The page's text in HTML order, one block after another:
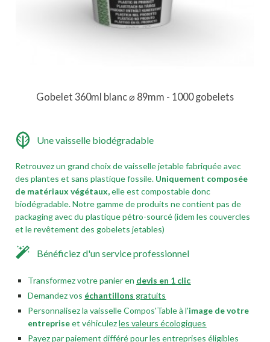
Gobelet 360ml blanc ⌀ 89mm - 1000 gobelets
Une vaisselle biodégradable
Retrouvez un grand choix de vaisselle jetable fabriquée avec
des plantes et sans plastique fossile. Uniquement composée
de matériaux végétaux,elle est compostable donc
biodégradable. Notre gamme de produits ne contient pas de
packaging avec du plastique pétro-sourcé (idem les couvercles
et le revêtement des gobelets jetables)
Bénéficiez d'un service professionnel
Transformez votre panier en devis en 1 clic
Demandez vos échantillons gratuits
Personnalisez la vaisselle Compos'Table à l'image de votre
entrepriseet véhiculezles valeurs écologiques
Payez par paiement différé pour les entreprises éligibles